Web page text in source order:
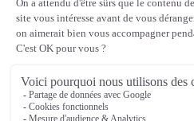
Pennylane
Silae et Wagyz